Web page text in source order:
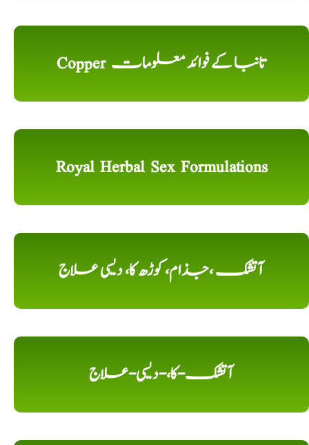
Copper تانبا کے فوائد معلومات
Royal Herbal Sex Formulations
آتشک ،جذام، کوڑھ کا، دیسی علاج
آتشک-کا،-دیسی-علاج